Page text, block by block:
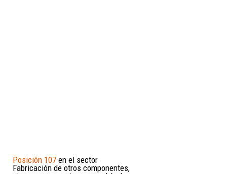
Posición 107 en el sector
Fabricación de otros componentes,